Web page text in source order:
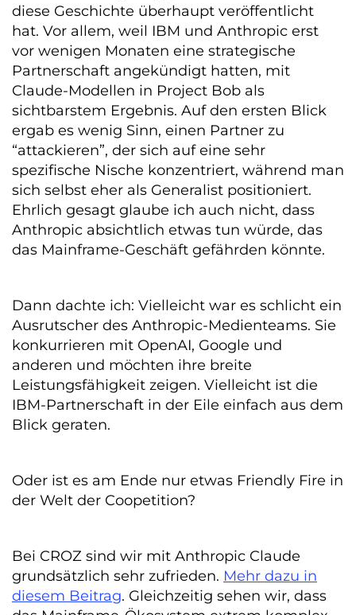
diese Geschichte überhaupt veröffentlicht
hat. Vor allem, weil IBM und Anthropic erst
vor wenigen Monaten eine strategische
Partnerschaft angekündigt hatten, mit
Claude-Modellen in Project Bob als
sichtbarstem Ergebnis. Auf den ersten Blick
ergab es wenig Sinn, einen Partner zu
“attackieren”, der sich auf eine sehr
spezifische Nische konzentriert, während man
sich selbst eher als Generalist positioniert.
Ehrlich gesagt glaube ich auch nicht, dass
Anthropic absichtlich etwas tun würde, das
das Mainframe-Geschäft gefährden könnte.
Dann dachte ich: Vielleicht war es schlicht ein
Ausrutscher des Anthropic-Medienteams. Sie
konkurrieren mit OpenAI, Google und
anderen und möchten ihre breite
Leistungsfähigkeit zeigen. Vielleicht ist die
IBM-Partnerschaft in der Eile einfach aus dem
Blick geraten.
Oder ist es am Ende nur etwas Friendly Fire in
der Welt der Coopetition?
Bei CROZ sind wir mit Anthropic Claude
grundsätzlich sehr zufrieden. Mehr dazu in
diesem Beitrag. Gleichzeitig sehen wir, dass